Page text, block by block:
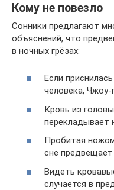
Кому не повезло
Сонники предлагают
объяснений, что
в ночных грёзах:
Если
человека, Чжоу-
Кровь из
перекладывает
Пробитая
сне
Видеть
случается в